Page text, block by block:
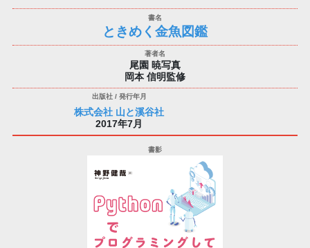
ときめく金魚図鑑
尾園 暁写真
岡本 信明監修
株式会社 山と溪谷社
2017年7月